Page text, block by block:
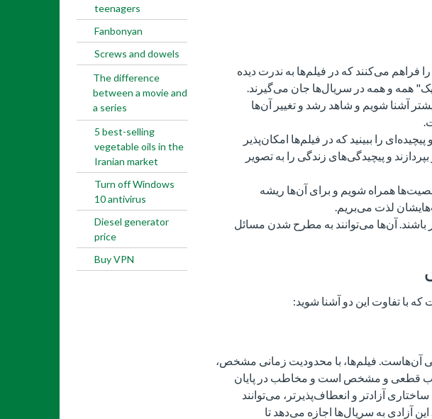
teenagers
Fanbonyan
Screws and dowels
The difference
between a movie and
a series
5 best-selling
vegetable oils in the
Iranian market
Turn off Windows
10 antivirus
Diesel generator
price
Buy VPN
فراهم می‌کنند که در فیلم‌ها به ندرت دیده
همه و همه در سریال‌ها جان می‌گیرند.
آشنا شویم و شاهد رشد و تغییر آن‌ها
را ببینید که در فیلم‌ها امکان‌پذیر
و پیچیدگی‌های زندگی را به تصویر
همراه شویم و برای آن‌ها ریشه
لذت می‌بریم.
باشند. آن‌ها می‌توانند به مطرح شدن مسائل
با تفاوت این دو آشنا شوید:
آن‌هاست. فیلم‌ها، با محدودیت زمانی مشخص،
اغلب قطعی و مشخص است و مخاطب در پایان
آزادتر و انعطاف‌پذیرتر، می‌توانند
آزادی به سریال‌ها اجازه می‌دهد تا